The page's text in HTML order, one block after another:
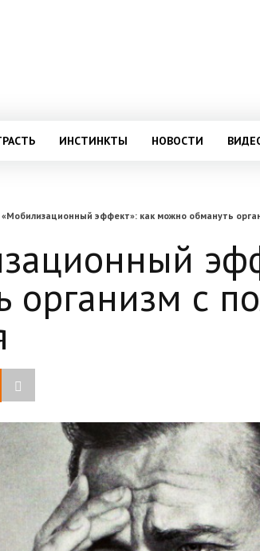
ИНСТИНКТЫ НОВОСТИ
«Мобилизационный эффект»: как можно обмануть
организм с